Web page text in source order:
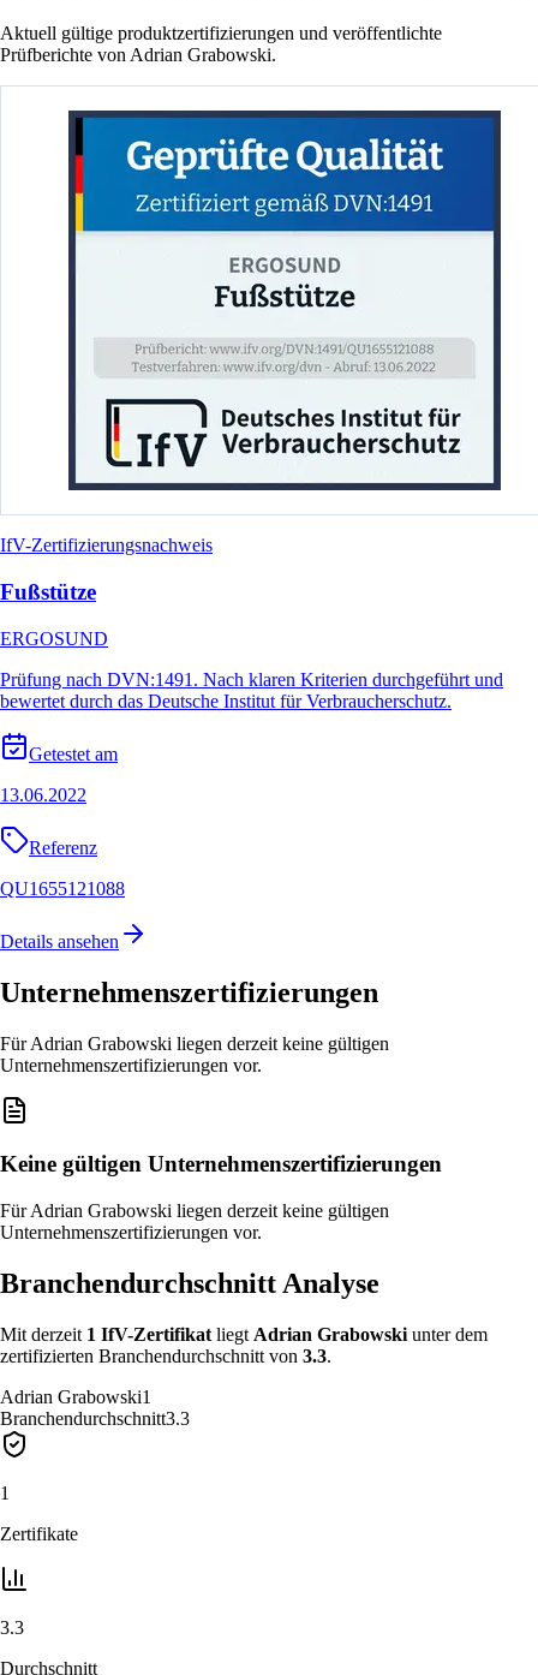
Aktuell gültige produktzertifizierungen und veröffentlichte
Prüfberichte von Adrian Grabowski.
IfV-Zertifizierungsnachweis
Fußstütze
ERGOSUND
Prüfung nach DVN:1491. Nach klaren Kriterien durchgeführt und
bewertet durch das Deutsche Institut für Verbraucherschutz.
Getestet am
13.06.2022
Referenz
QU1655121088
Details ansehen
Unternehmenszertifizierungen
Für Adrian Grabowski liegen derzeit keine gültigen
Unternehmenszertifizierungen vor.
Keine gültigen Unternehmenszertifizierungen
Für Adrian Grabowski liegen derzeit keine gültigen
Unternehmenszertifizierungen vor.
Branchendurchschnitt Analyse
Mit derzeit 1 IfV-Zertifikat liegt Adrian Grabowski unterdem
zertifizierten Branchendurchschnitt von 3.3.
Adrian Grabowski1
Branchendurchschnitt3.3
1
Zertifikate
3.3
Durchschnitt